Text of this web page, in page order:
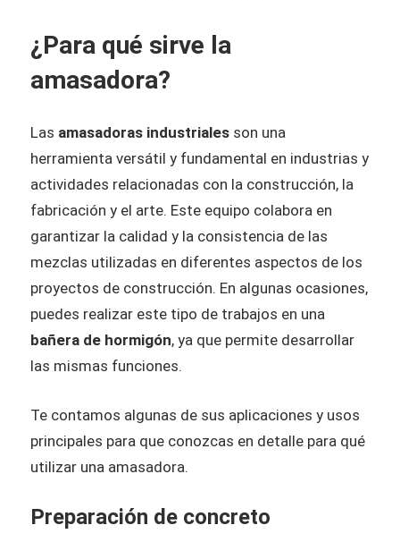
¿Para qué sirve la
amasadora?
Las amasadoras industriales son una
herramienta versátil y fundamental en industrias y
actividades relacionadas con la construcción, la
fabricación y el arte. Este equipo colabora en
garantizar la calidad y la consistencia de las
mezclas utilizadas en diferentes aspectos de los
proyectos de construcción. En algunas ocasiones,
puedes realizar este tipo de trabajos en una
bañera de hormigón, ya que permite desarrollar
las mismas funciones.
Te contamos algunas de sus aplicaciones y usos
principales para que conozcas en detalle para qué
utilizar una amasadora.
Preparación de concreto